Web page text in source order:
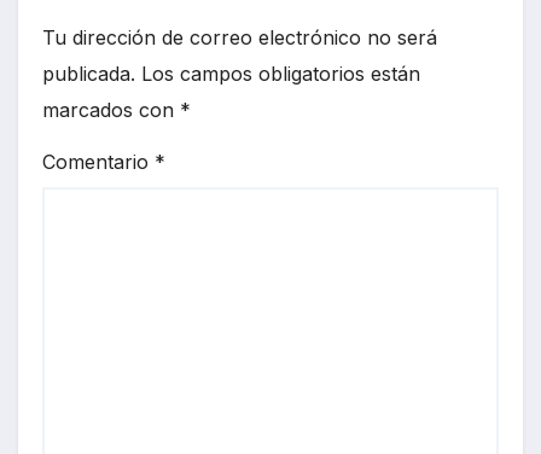
Tu dirección de correo electrónico no será
publicada. Los campos obligatorios están
marcados con *
Comentario *